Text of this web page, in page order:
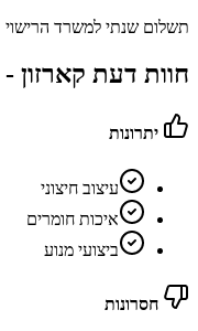
תשלום שנתי למשרד הרישוי
חוות דעת קארזון -
יתרונות
עיצוב חיצוני
איכות חומרים
ביצועי מנוע
חסרונות